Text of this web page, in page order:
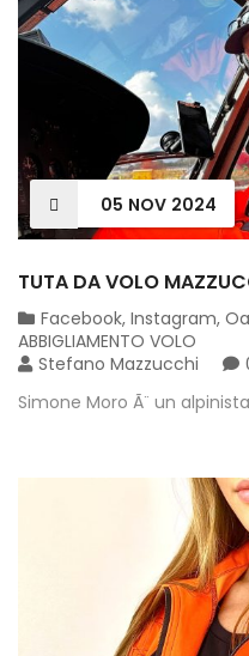
05 NOV 2024
TUTA DA VOLO
Facebook, Instagram,
ABBIGLIAMENTO VOLO
Stefano Mazzucchi
Simone Moro Ã¨ un